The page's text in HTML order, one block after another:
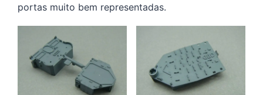
portas muito bem representadas.